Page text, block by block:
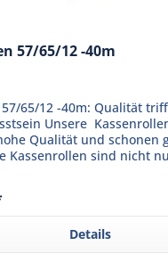
57/65/12 -40m
65/12 -40m: Qualität
Unsere
Qualität und schonen
Kassenrollen sind nicht
Details